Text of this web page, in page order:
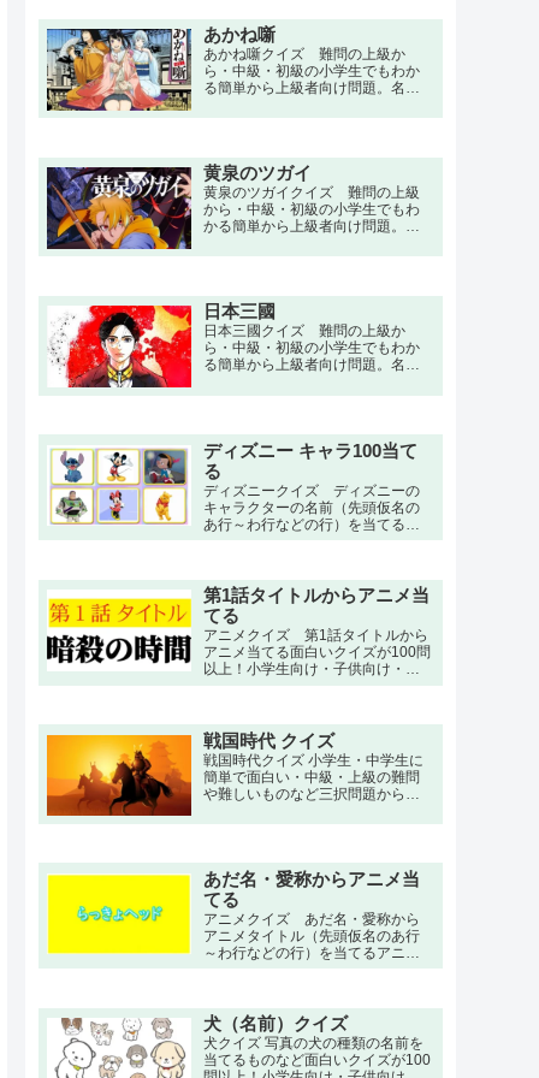
就職して身体を酷使し病気で寝た
きり状態になり、30代を病院生活
で費やし、闘病生活の末に39歳で
死亡した男性・街尾 火楽は、死後
に「神」と出会い蘇生し若返った
れる。
あかね噺
あかね噺クイズ 難問の上級か
ら・中級・初級の小学生でもわか
る簡単から上級者向け問題。名
優・一問一答・3択問題まで。桜咲
阿良川志ん太という高座名で細々
と活動する父・徹を応援していた
が、真打昇格試験にて一門のトッ
プである阿良川一生により破門を
宣告されてしまう。
黄泉のツガイ
黄泉のツガイクイズ 難問の上級
から・中級・初級の小学生でもわ
かる簡単から上級者向け問題。名
優・一問一答・3択問題まで。山奥
が産まれた。「夜と昼を別つ双
子」の誕生に村人はおののく。そ
れから16年、双子の兄ユルはたく
ましい青年に成長し、妹のアサは
座敷牢の中で「お務め」を果たす
村にヘリコプターに乗った武装組
日本三國
日本三國クイズ 難問の上級か
ら・中級・初級の小学生でもわか
る簡単から上級者向け問題。名
優・一問一答・3択問題まで。近未
の間で核戦争が起き、既に衰退国
家となっていた日本に難民が流
入、さらに未曾有のパンデミック
や大震災が重なった。最後は悪政
に不満を高めた民衆の暴力革命に
よって国体が崩壊し、事実上、日
本は滅亡する。
ディズニー キャラ100当て
る
ディズニークイズ ディズニーの
キャラクターの名前（先頭仮名の
あ行～わ行などの行）を当てるク
イズ。
第1話タイトルからアニメ当
てる
アニメクイズ 第1話タイトルから
アニメ当てる面白いクイズが100問
以上！小学生向け・子供向け・高
齢者向けの簡単で三択・初級・中
戦国時代 クイズ
戦国時代クイズ 小学生・中学生に
簡単で面白い・中級・上級の難問
や難しいものなど三択問題から一
あだ名・愛称からアニメ当
てる
アニメクイズ あだ名・愛称から
アニメタイトル（先頭仮名のあ行
～わ行などの行）を当てるアニメ
クイズ。
犬（名前）クイズ
犬クイズ 写真の犬の種類の名前を
当てるものなど面白いクイズが100